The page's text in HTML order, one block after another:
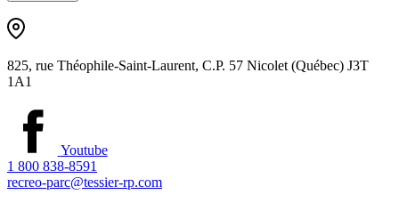
825, rue Théophile-Saint-Laurent, C.P. 57 Nicolet (Québec) J3T
1A1
Youtube
1 800 838-8591
recreo-parc@tessier-rp.com